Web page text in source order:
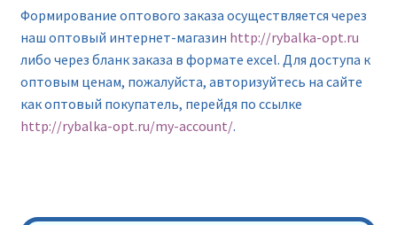
Формирование оптового заказа осуществляется через
наш оптовый интернет-магазин http://rybalka-opt.ru
либо через бланк заказа в формате excel. Для доступа к
оптовым ценам, пожалуйста, авторизуйтесь на сайте
как оптовый покупатель, перейдя по ссылке
http://rybalka-opt.ru/my-account/.